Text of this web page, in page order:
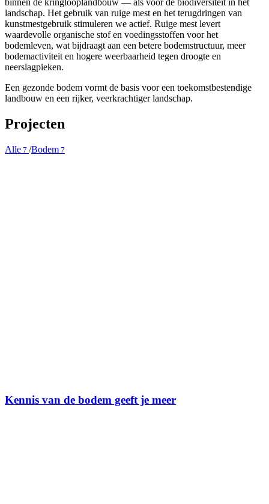
landschap. Het gebruik van ruige mest en het terugdringen van
kunstmestgebruik stimuleren we actief. Ruige mest levert
waardevolle organische stof en voedingsstoffen voor het
bodemleven, wat bijdraagt aan een betere bodemstructuur, meer
bodemactiviteit en hogere weerbaarheid tegen droogte en
neerslagpieken.
Een gezonde bodem vormt de basis voor een toekomstbestendige
landbouw en een rijker, veerkrachtiger landschap.
Projecten
Alle 7 /Bodem 7
Kennis van de bodem geeft je meer